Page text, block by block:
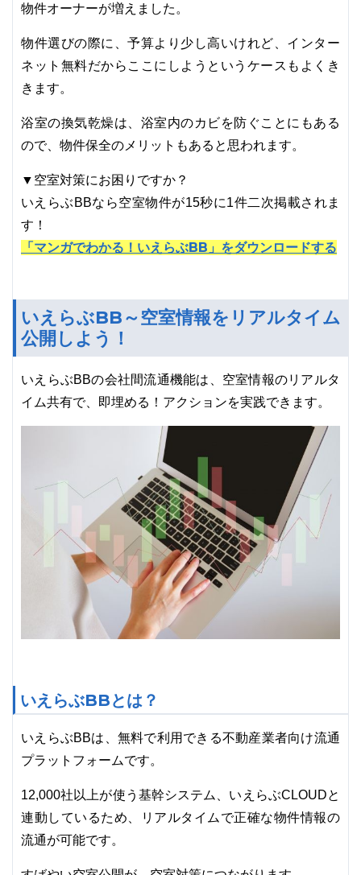
物件オーナーが増えました。
物件選びの際に、予算より少し高いけれど、インター
ネット無料だからここにしようというケースもよくき
きます。
浴室の換気乾燥は、浴室内のカビを防ぐことにもある
ので、物件保全のメリットもあると思われます。
▼空室対策にお困りですか？
いえらぶBBなら空室物件が15秒に1件二次掲載されま
す！
「マンガでわかる！いえらぶBB」をダウンロードする
いえらぶBB～空室情報をリアルタイム
公開しよう！
いえらぶBBの会社間流通機能は、空室情報のリアルタ
イム共有で、即埋める！アクションを実践できます。
いえらぶBBとは？
いえらぶBBは、無料で利用できる不動産業者向け流通
プラットフォームです。
12,000社以上が使う基幹システム、いえらぶCLOUDと
連動しているため、リアルタイムで正確な物件情報の
流通が可能です。